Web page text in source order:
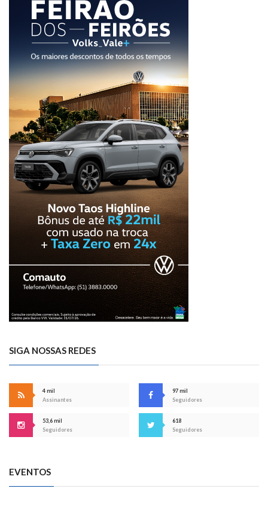
SIGA NOSSAS REDES
4 mil
Assinantes
97 mil
Seguidores
53,6 mil
Seguidores
618
Seguidores
EVENTOS